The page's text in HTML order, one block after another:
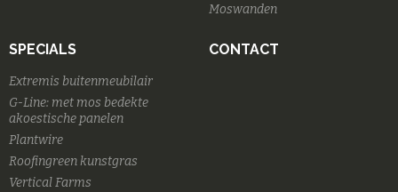
Moswanden
SPECIALS
Extremis buitenmeubilair
G-Line: met mos bedekte
akoestische panelen
Plantwire
Roofingreen kunstgras
Vertical Farms
CONTACT